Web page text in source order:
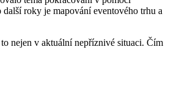
roky je mapování eventového trhu a
nejen v aktuální nepříznivé situaci. Čím